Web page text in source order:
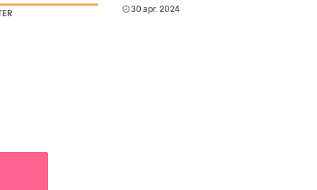
30 apr. 2024